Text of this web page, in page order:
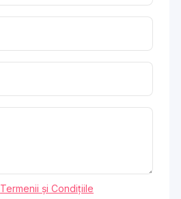
Termenii și Condițiile